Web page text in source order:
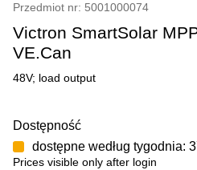
Przedmiot nr: 5001000074
Victron SmartSolar
VE.Can
48V; load output
Dostępność
dostępne według tygodnia:
Prices visible only after login